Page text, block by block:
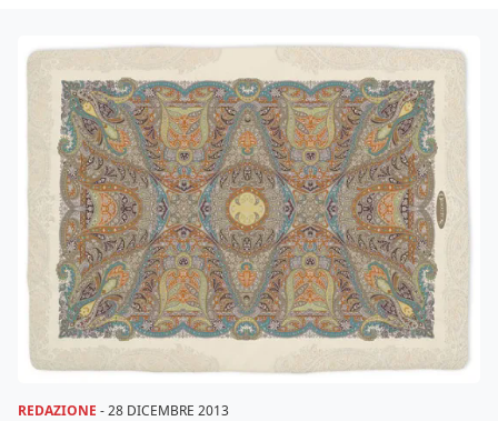
REDAZIONE -28 DICEMBRE 2013